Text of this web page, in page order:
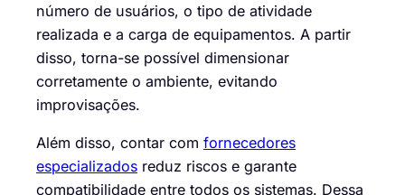
número de usuários, o tipo de atividade
realizada e a carga de equipamentos. A partir
disso, torna-se possível dimensionar
corretamente o ambiente, evitando
improvisações.
Além disso, contar com fornecedores
especializados reduz riscos e garante
compatibilidade entre todos os sistemas. Dessa